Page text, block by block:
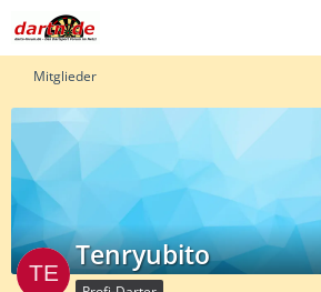
Mitglieder
Tenryubito